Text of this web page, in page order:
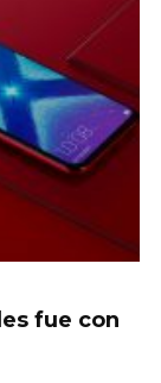
fue con